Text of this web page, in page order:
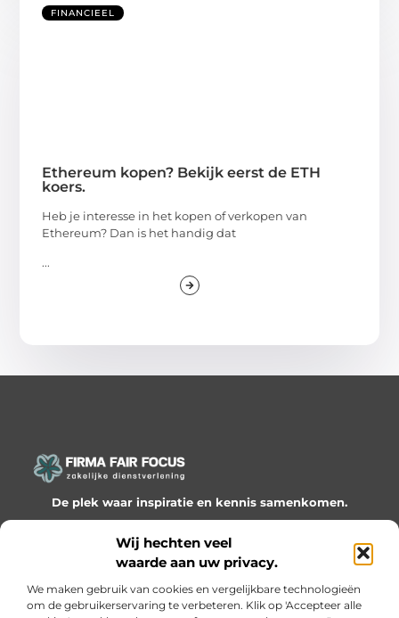
Wij hechten veel
waarde aan uw privacy.
We maken gebruik van cookies en vergelijkbare technologieën
om de gebruikerservaring te verbeteren. Klik op 'Accepteer alle
FINANCIEEL
Ethereum kopen? Bekijk eerst de ETH
koers.
Heb je interesse in het kopen of verkopen van
Ethereum? Dan is het handig dat
...
De plek waar inspiratie en kennis samenkomen.
Ontdek onze blogs en artikelen en laat je verrassen door
waardevolle inzichten en nieuwe ideeën!
Bericht categorie